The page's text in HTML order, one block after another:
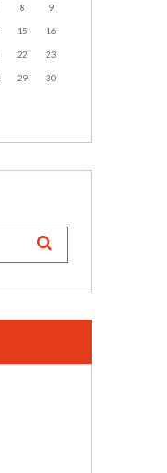
8 9
15 16
22 23
29 30